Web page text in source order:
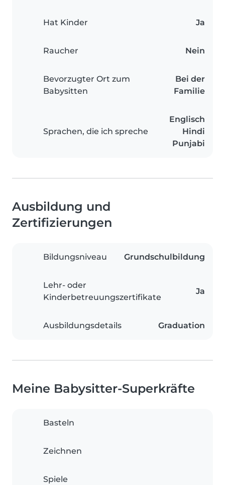
Hat Kinder Ja
Raucher Nein
Bevorzugter Ort zum
Babysitten
Bei der
Familie
Sprachen, die ich spreche
Englisch
Hindi
Punjabi
Ausbildung und
Zertifizierungen
Bildungsniveau Grundschulbildung
Lehr- oder
Kinderbetreuungszertifikate
Ja
Ausbildungsdetails Graduation
Meine Babysitter-Superkräfte
Basteln
Zeichnen
Spiele